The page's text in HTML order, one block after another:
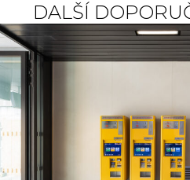
DALŠÍ